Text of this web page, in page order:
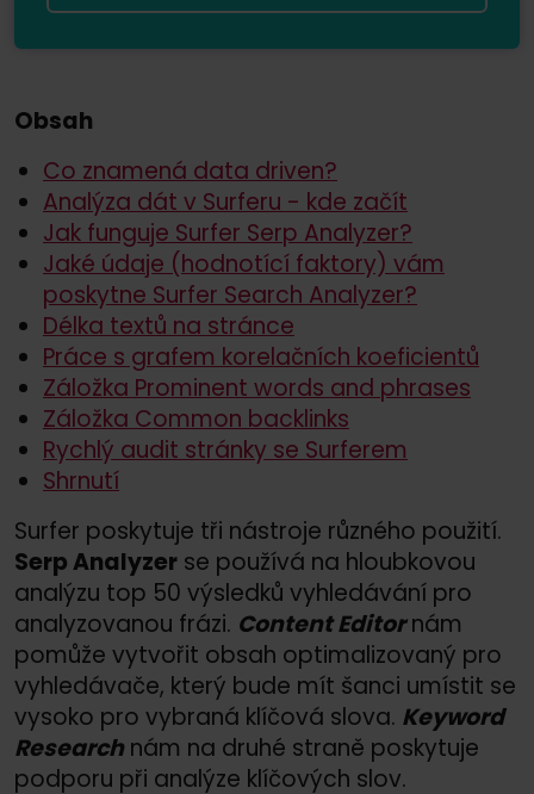
Obsah
Co znamená data driven?
Analýza dát v Surferu - kde začít
Jak funguje Surfer Serp Analyzer?
Jaké údaje (hodnotící faktory) vám
poskytne Surfer Search Analyzer?
Délka textů na stránce
Práce s grafem korelačních koeficientů
Záložka Prominent words and phrases
Záložka Common backlinks
Rychlý audit stránky se Surferem
Shrnutí
Surfer poskytuje tři nástroje různého použití.
Serp Analyzer se používá na hloubkovou
analýzu top 50 výsledků vyhledávání pro
analyzovanou frázi. Content Editor nám
pomůže vytvořit obsah optimalizovaný pro
vyhledávače, který bude mít šanci umístit se
vysoko pro vybraná klíčová slova. Keyword
Researchnám na druhé straně poskytuje
podporu při analýze klíčových slov.